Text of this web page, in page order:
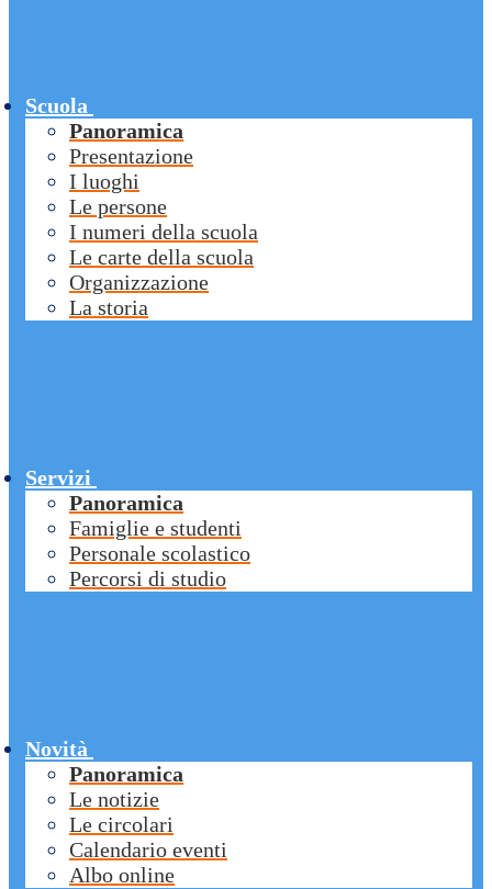
Scuola
Panoramica
Presentazione
I luoghi
Le persone
I numeri della scuola
Le carte della scuola
Organizzazione
La storia
Servizi
Panoramica
Famiglie e studenti
Personale scolastico
Percorsi di studio
Novità
Panoramica
Le notizie
Le circolari
Calendario eventi
Albo online